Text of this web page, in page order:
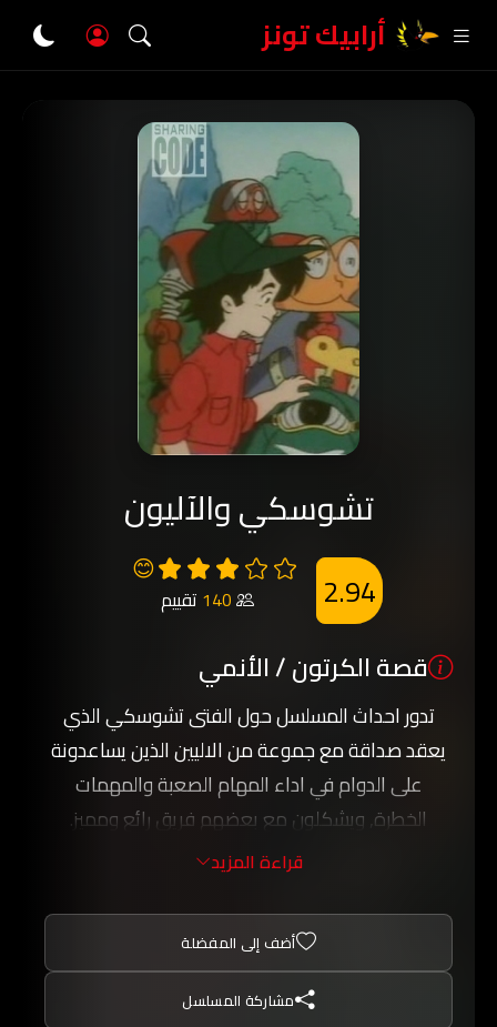
أرابيك تونز
تشوسكي والآليون
😊
140 تقييم 2.94
قصة الكرتون / الأنمي
تدور احداث المسلسل حول الفتى تشوسكي الذي
يعقد صداقة مع جموعة من الاليين الذين يساعدونة
على الدوام في اداء المهام الصعبة والمهمات
الخطرة, ويشكلون مع بعضهم فريق رائع ومميز.
كثير من المغامرات والاحداث الشيقة بانتظاركم مع
عبر كرتون عربي.
قراءة المزيد
أضف إلى المفضلة
مشاركة المسلسل